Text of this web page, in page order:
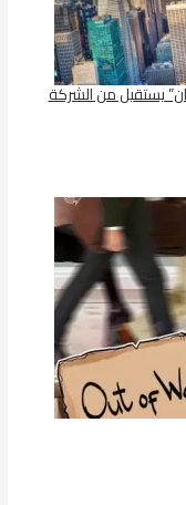
يستقيل من الشركة